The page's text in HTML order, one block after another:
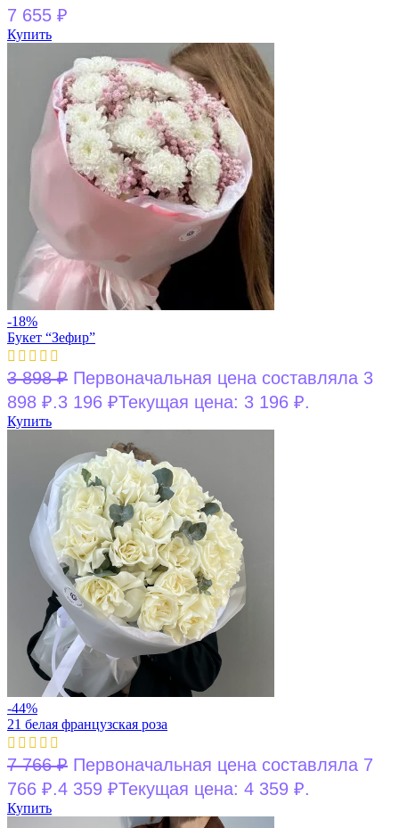
7 655 ₽
Купить
-18%
Букет “Зефир”
3 898₽ Первоначальная цена составляла 3
898 ₽.3 196 ₽Текущая цена: 3 196 ₽.
Купить
-44%
21 белая французская роза
7 766₽ Первоначальная цена составляла 7
766 ₽.4 359 ₽Текущая цена: 4 359 ₽.
Купить